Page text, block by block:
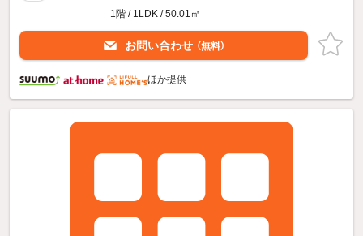
1階 / 1LDK / 50.01㎡
お問い合わせ （無料）
ほか提供